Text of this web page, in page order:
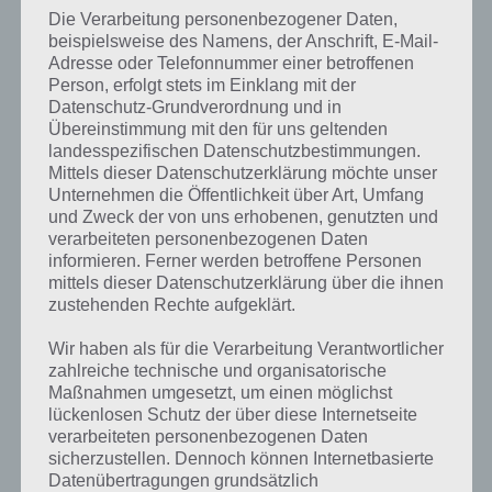
Links kann man den Schwierigkeitsgrad wählen –
oben sieht man, welcher Bus für dieses Rennen in Bus
Derby nutzbar ist
Desweiteren seht ihr in Bus Derby auch immer, wenn ihr auf das
Schloss bei einem Rennen tippt, wieviel Erfahrung ihr noch
verdienen müsst. Außerdem könnt ihr später den Schwierigkeitsgrad
wechseln, wenn ihr im Auswahlbildschirm links schaut. Besonders
knifflig sind aber die Time Trail Modi, da ihr hier einen getunten Bus
braucht, um die Zeiten auf Gold zu schaffen. Entsprechend raten wir
Bus nur im Notfall tunen
Wenn man Rennen gewinnt oder gut abschneidet, gibt es auch
immer Münzen. Auch Erfolge werden mit Münzen belohnt, aber das
Die Verarbeitung personenbezogener Daten,
beispielsweise des Namens, der Anschrift, E-Mail-
Adresse oder Telefonnummer einer betroffenen
Person, erfolgt stets im Einklang mit der
Datenschutz-Grundverordnung und in
Übereinstimmung mit den für uns geltenden
landesspezifischen Datenschutzbestimmungen.
Mittels dieser Datenschutzerklärung möchte unser
Unternehmen die Öffentlichkeit über Art, Umfang
und Zweck der von uns erhobenen, genutzten und
verarbeiteten personenbezogenen Daten
informieren. Ferner werden betroffene Personen
mittels dieser Datenschutzerklärung über die ihnen
zustehenden Rechte aufgeklärt.
Wir haben als für die Verarbeitung Verantwortlicher
zahlreiche technische und organisatorische
Maßnahmen umgesetzt, um einen möglichst
lückenlosen Schutz der über diese Internetseite
verarbeiteten personenbezogenen Daten
sicherzustellen. Dennoch können Internetbasierte
Datenübertragungen grundsätzlich